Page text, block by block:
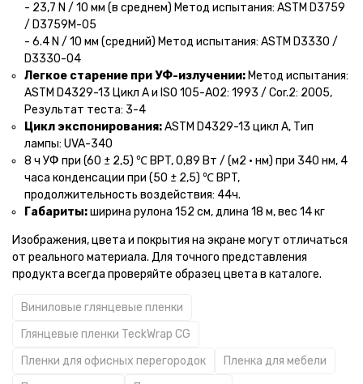
- 23,7 N / 10 мм (в среднем) Метод испытания: ASTM D3759
/ D3759M-05
- 6.4 N / 10 мм (средний) Метод испытания: ASTM D3330 /
D3330-04
Легкое старение при УФ-излучении: Метод испытания:
ASTM D4329-13 Цикл A и ISO 105-A02: 1993 / Cor.2: 2005,
Результат теста: 3-4
Цикл экспонирования:ASTM D4329-13 цикл A, Тип
лампы: UVA-340
8 ч УФ при (60 ± 2,5) ℃ BPT, 0,89 Вт / (м2 • нм) при 340 нм, 4
часа конденсации при (50 ± 2,5) ℃ BPT,
продолжительность воздействия: 44ч.
Габариты:ширина рулона 152 см, длина 18 м, вес 14 кг
Изображения, цвета и покрытия на экране могут отличаться
от реального материала. Для точного представления
продукта всегда проверяйте образец цвета в каталоге.
Виниловые глянцевые пленки
Глянцевые пленки TeckWrap CG
Пленки для офисных перегородок
Пленка для мебели